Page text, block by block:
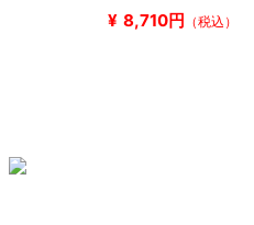
¥ 8,710円 （税込）